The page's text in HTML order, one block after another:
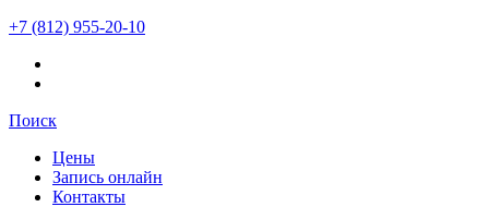
+7 (812) 955-20-10
Поиск
Цены
Запись онлайн
Контакты